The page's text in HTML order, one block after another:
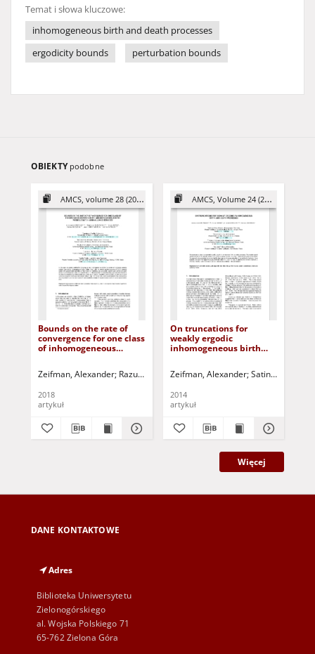
Temat i słowa kluczowe:
inhomogeneous birth and death processes
ergodicity bounds
perturbation bounds
OBIEKTY podobne
AMCS, volume 28 (2018)
Bounds on the rate of
convergence for one class
of inhomogeneous
batch arrivals and
Zeifman, Alexander Razumchik, Rostislav Satin, Yacov Kiseleva,
2018
artykuł
AMCS, Volume 24 (2014)
On truncations for
weakly ergodic
inhomogeneous birth
Zeifman, Alexander Satin, Yacov
2014
artykuł
Więcej
DANE KONTAKTOWE
Adres
Biblioteka Uniwersytetu
Zielonogórskiego
al. Wojska Polskiego 71
65-762 Zielona Góra